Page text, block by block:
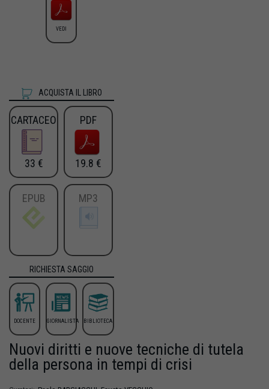
VEDI
ACQUISTA IL LIBRO
CARTACEO
33 €
PDF
19.8 €
EPUB MP3
RICHIESTA SAGGIO
DOCENTE GIORNALISTA BIBLIOTECA
Nuovi diritti e nuove tecniche di tutela
della persona in tempi di crisi